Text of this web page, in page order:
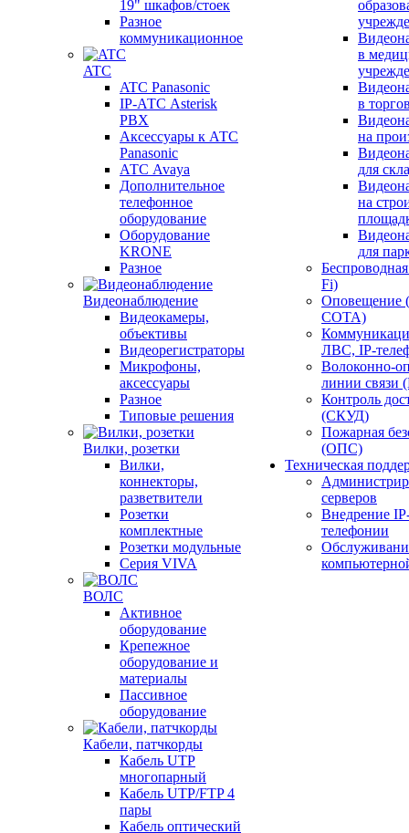
19" шкафов/стоек
Разное
коммуникационное
ATC
ATC Panasonic
IP-АТС Asterisk
PBX
Аксессуары к АТС
Panasonic
АТС Avaya
Дополнительное
телефонное
оборудование
Оборудование
KRONE
Разное
Видеонаблюдение
Видеокамеры,
объективы
Видеорегистраторы
Микрофоны,
аксессуары
Разное
Типовые решения
Вилки, розетки
Вилки,
коннекторы,
разветвители
Розетки
комплектные
Розетки модульные
Серия VIVA
ВОЛС
Активное
оборудование
Крепежное
оборудование и
материалы
Пассивное
оборудование
Кабели, патчкорды
Кабель UTP
многопарный
Кабель UTP/FTP 4
пары
Кабель оптический
в
в
на
для
на
для
Fi)
СОТА)
ЛВС, IP-
Волоконно-
линии
Контроль
(СКУД)
Пожарная
(ОПС)
Техническая
серверов
Внедрение
телефонии